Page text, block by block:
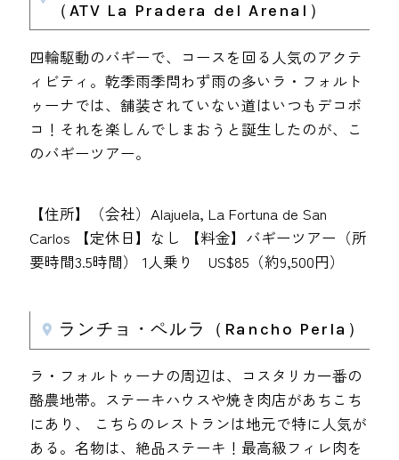
（ATV La Pradera del Arenal）
四輪駆動のバギーで、コースを回る人気のアクテ
ィビティ。乾季雨季問わず雨の多いラ・フォルト
ゥーナでは、舗装されていない道はいつもデコボ
コ！それを楽しんでしまおうと誕生したのが、こ
のバギーツアー。
【住所】（会社）Alajuela, La Fortuna de San
Carlos 【定休日】なし 【料金】バギーツアー（所
要時間3.5時間） 1人乗り US$85（約9,500円）
ランチョ・ペルラ（Rancho Perla）
ラ・フォルトゥーナの周辺は、コスタリカ一番の
酪農地帯。ステーキハウスや焼き肉店があちこち
にあり、 こちらのレストランは地元で特に人気が
ある。名物は、絶品ステーキ！最高級フィレ肉を